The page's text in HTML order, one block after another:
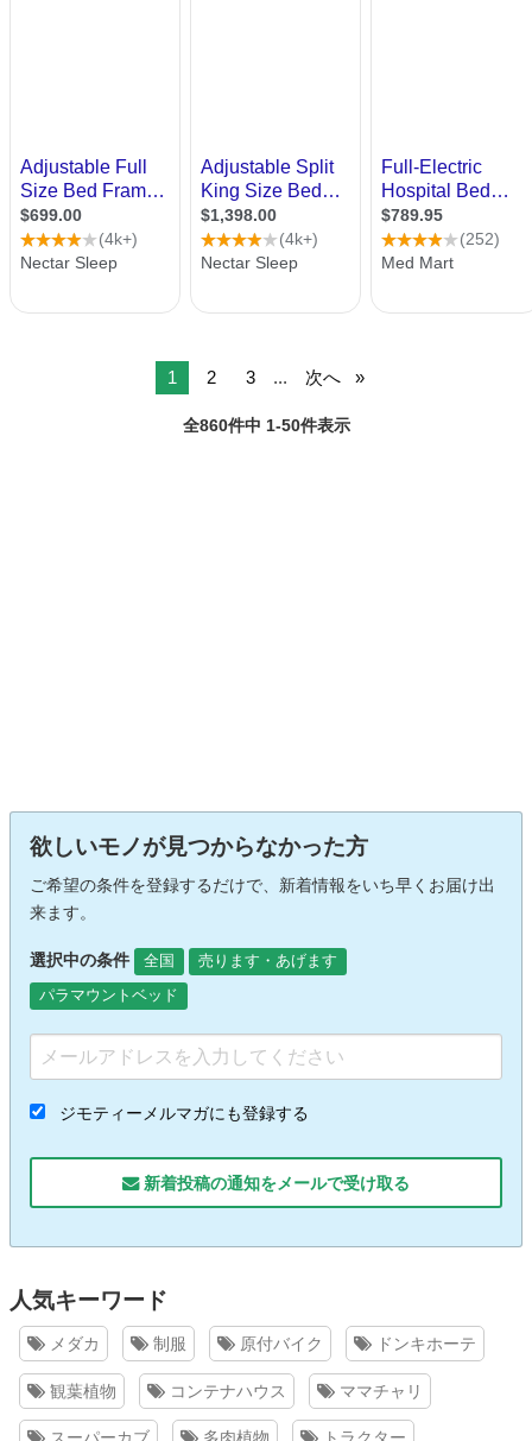
1 2 3 ... 次へ
全860件中 1-50件表示
欲しいモノが見つからなかった方
ご希望の条件を登録するだけで、新着情報をいち早くお届け出
来ます。
選択中の条件 全国
売ります・あげます
パラマウントベッド
ジモティーメルマガにも登録する
新着投稿の通知をメールで受け取る
人気キーワード
メダカ 制服 原付バイク ドンキホーテ
観葉植物 コンテナハウス ママチャリ
スーパーカブ 多肉植物 トラクター